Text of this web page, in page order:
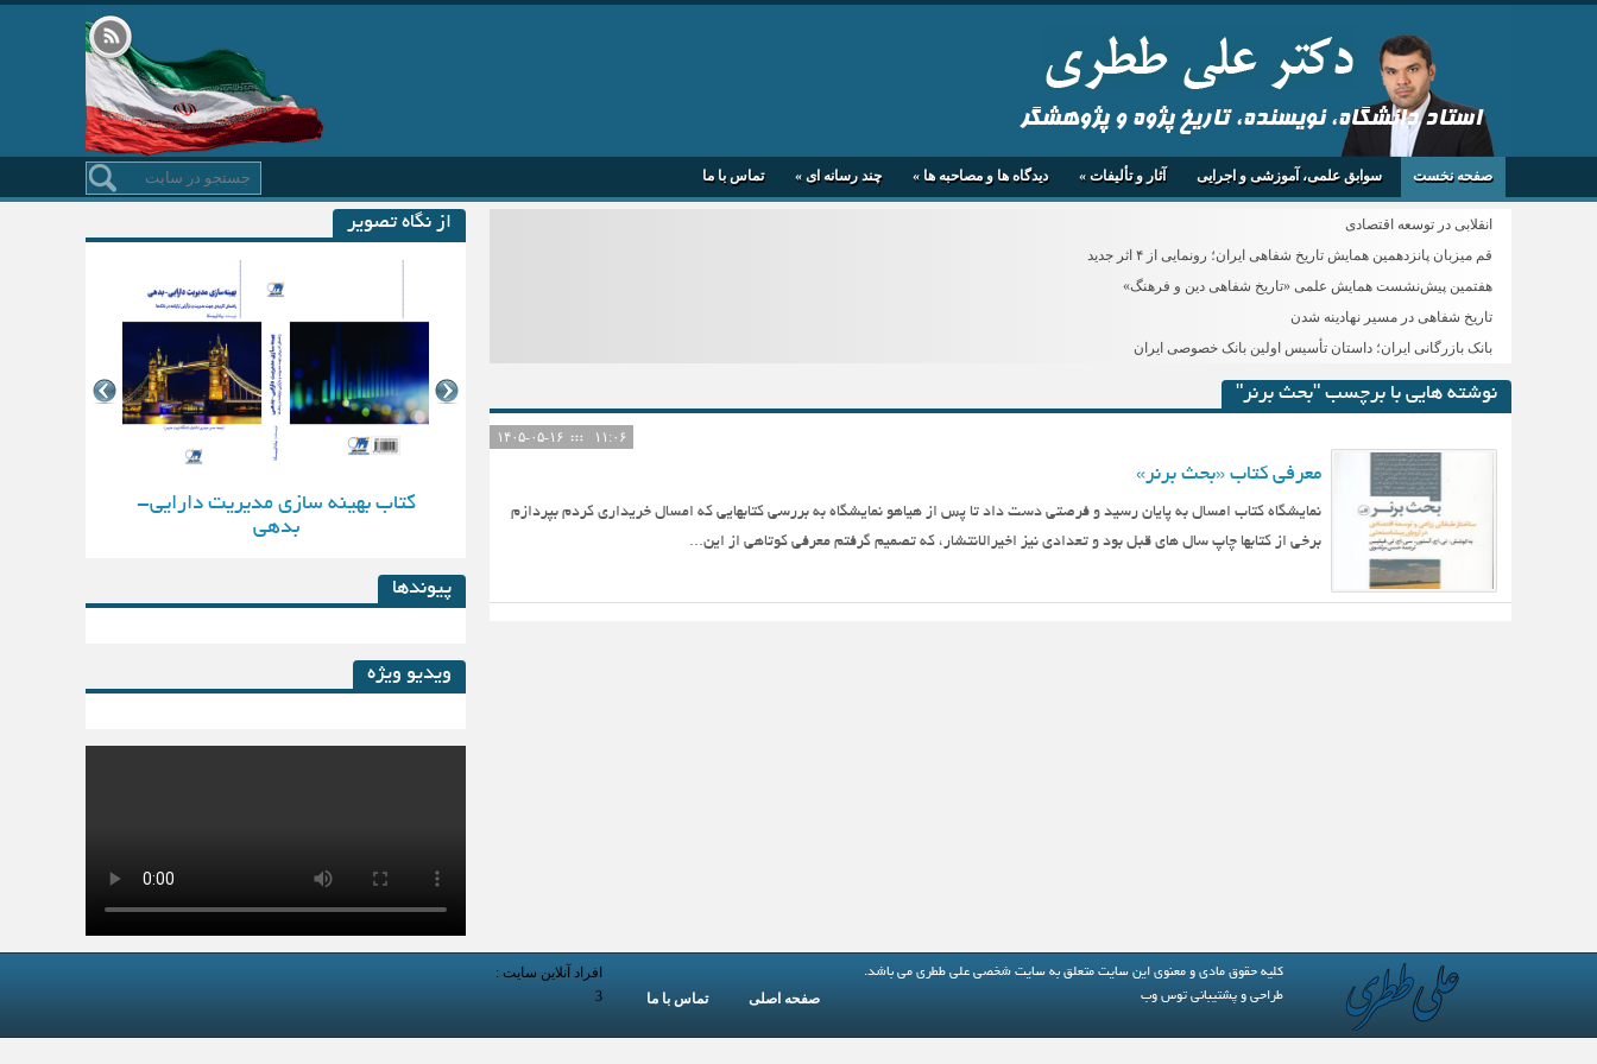
استاد دانشگاه، نویسنده، تاریخ پژوه و پژوهشگر
صفحه نخست سوابق علمی، آموزشی و اجرایی آثار و تألیفات » دیدگاه ها و مصاحبه ها » چند رسانه ای » تماس با ما
انقلابی در توسعه اقتصادی
قم میزبان پانزدهمین همایش تاریخ شفاهی ایران؛ رونمایی از ۴ اثر جدید
هفتمین پیش‌نشست همایش علمی «تاریخ شفاهی دین و فرهنگ»
تاریخ شفاهی در مسیر نهادینه شدن
بانک بازرگانی ایران؛ داستان تأسیس اولین بانک خصوصی ایران
نوشته هایی با برچسب "بحث برنر"
۱۱:۰۶
معرفی کتاب «بحث برنر»
نمایشگاه کتاب امسال به پایان رسید و فرصتی دست داد تا پس از هیاهو نمایشگاه به بررسی کتابهایی که امسال خریداری کردم بپردازم
برخی از کتابها چاپ سال های قبل بود و تعدادی نیز اخیرالانتشار، که تصمیم گرفتم معرفی کوتاهی از این...
از نگاه تصویر
کتاب بهینه سازی مدیریت دارایی-
بدهی
پیوندها
ویدیو ویژه
کلیه حقوق مادی و معنوی این سایت متعلق به سایت شخصی علی ططری می باشد.
طراحی و پشتیبانی توس وب صفحه اصلی تماس با ما
افراد آنلاین سایت :
3